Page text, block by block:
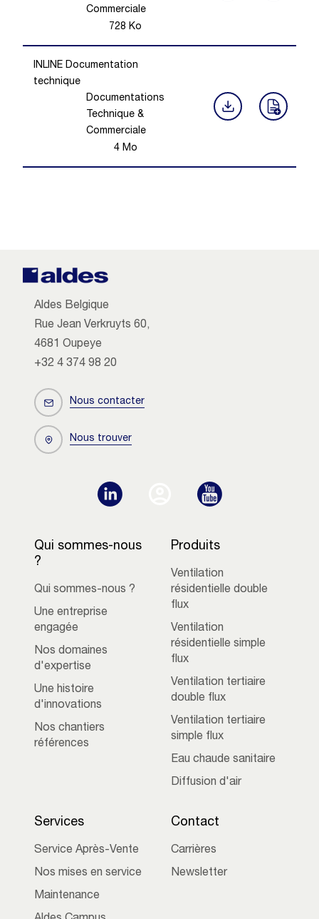
Commerciale
728 Ko
INLINE Documentation
technique
Documentations
Technique &
Commerciale
4Mo
Aldes Belgique
Rue Jean Verkruyts 60,
4681 Oupeye
+32 4 374 98 20
Nous contacter
Nous trouver
Qui sommes-nous
?
Qui sommes-nous ?
Une entreprise
engagée
Nos domaines
d'expertise
Une histoire
d'innovations
Nos chantiers
références
Produits
Ventilation
résidentielle double
flux
Ventilation
résidentielle simple
flux
Ventilation tertiaire
double flux
Ventilation tertiaire
simple flux
Eau chaude sanitaire
Diffusion d'air
Services
Service Après-Vente
Nos mises en service
Maintenance
Contact
Carrières
Newsletter